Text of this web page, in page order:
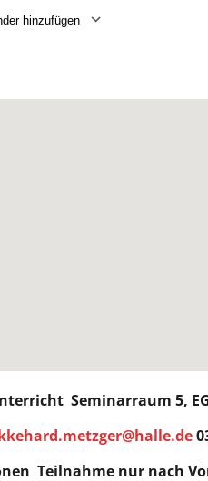
hinzufügen
Seminarraum 5,
Teilnahme nur nach